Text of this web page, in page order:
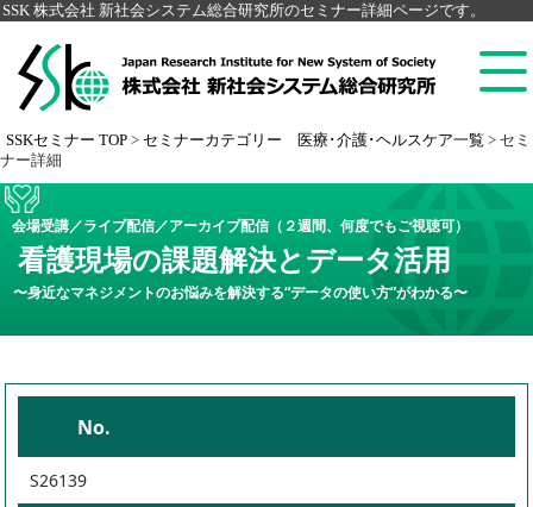
SSK 株式会社 新社会システム総合研究所のセミナー詳細ページです。
SSKセミナー TOP > セミナーカテゴリー 医療･介護･ヘルスケア一覧 > セミ
ナー詳細
会場受講／ライブ配信／アーカイブ配信（２週間、何度でもご視聴可）
看護現場の課題解決とデータ活用
〜身近なマネジメントのお悩みを解決する“データの使い方”がわかる〜
No.
S26139